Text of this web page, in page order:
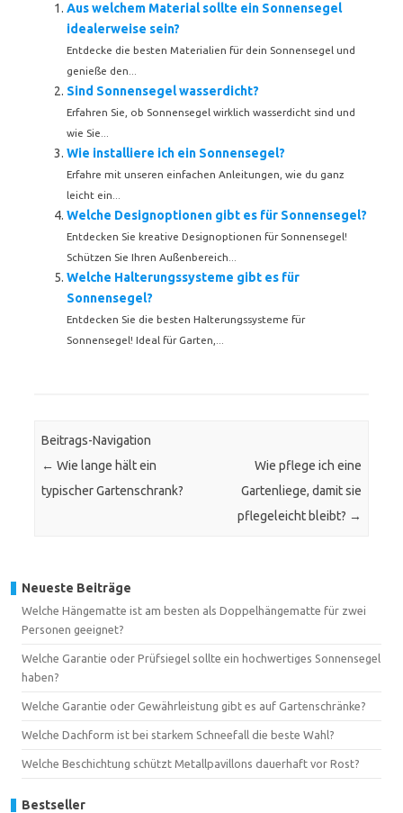
Aus welchem Material sollte ein Sonnensegel
idealerweise sein?
Entdecke die besten Materialien für dein Sonnensegel und
genieße den...
Sind Sonnensegel wasserdicht?
Erfahren Sie, ob Sonnensegel wirklich wasserdicht sind und
wie Sie...
Wie installiere ich ein Sonnensegel?
Erfahre mit unseren einfachen Anleitungen, wie du ganz
leicht ein...
Welche Designoptionen gibt es für Sonnensegel?
Entdecken Sie kreative Designoptionen für Sonnensegel!
Schützen Sie Ihren Außenbereich...
Welche Halterungssysteme gibt es für
Sonnensegel?
Entdecken Sie die besten Halterungssysteme für
Sonnensegel! Ideal für Garten,...
Beitrags-Navigation
← Wie lange hält ein
typischer Gartenschrank?
Wie pflege ich eine
Gartenliege, damit sie
pflegeleicht bleibt? →
Neueste Beiträge
Welche Hängematte ist am besten als Doppelhängematte für zwei
Personen geeignet?
Welche Garantie oder Prüfsiegel sollte ein hochwertiges Sonnensegel
haben?
Welche Garantie oder Gewährleistung gibt es auf Gartenschränke?
Welche Dachform ist bei starkem Schneefall die beste Wahl?
Welche Beschichtung schützt Metallpavillons dauerhaft vor Rost?
Bestseller